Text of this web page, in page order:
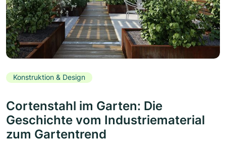
Konstruktion & Design
Cortenstahl im Garten: Die
Geschichte vom Industriematerial
zum Gartentrend